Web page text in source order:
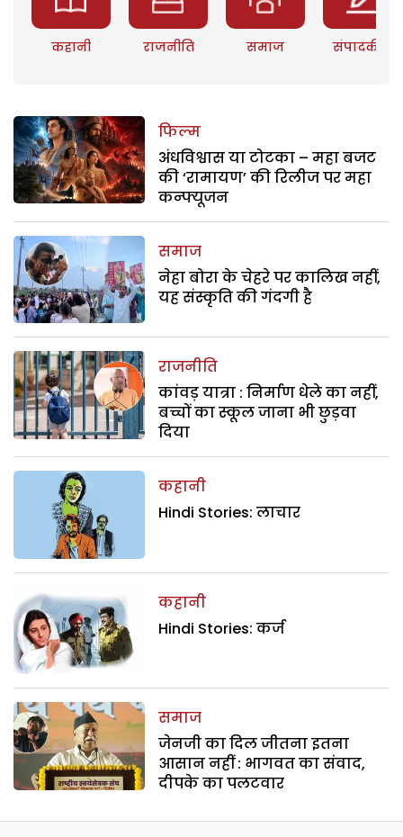
कहानी राजनीति समाज संपादकीय
फिल्म
अंधविश्वास या टोटका – महा बजट
की ‘रामायण’ की रिलीज पर महा
कन्फ्यूजन
समाज
नेहा बोरा के चेहरे पर कालिख नहीं,
यह संस्कृति की गंदगी है
राजनीति
कांवड़ यात्रा : निर्माण धेले का नहीं,
बच्चों का स्कूल जाना भी छुड़वा
दिया
कहानी
Hindi Stories: लाचार
कहानी
Hindi Stories: कर्ज
समाज
जेनजी का दिल जीतना इतना
आसान नहीं : भागवत का संवाद,
दीपके का पलटवार